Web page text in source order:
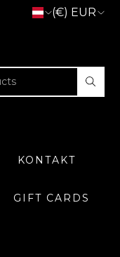
(€) EUR
KONTAKT
GIFT CARDS